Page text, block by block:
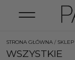
STRONA GŁÓWNA / SKLEP
WSZYSTKIE